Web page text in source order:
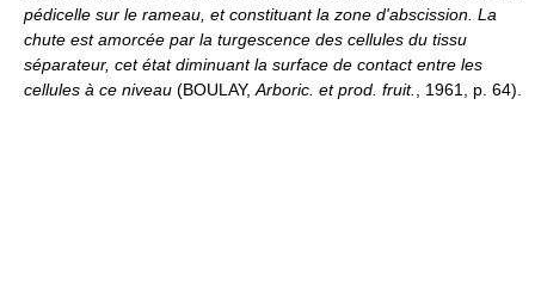
pédicelle sur le rameau, et constituant la zone d'abscission. La
chute est amorcée par la turgescence des cellules du tissu
séparateur, cet état diminuant la surface de contact entre les
cellules à ce niveau (BOULAY, Arboric. et prod. fruit. , 1961, p. 64).